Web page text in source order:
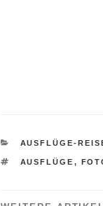
KATEGORIEN
AUSFLÜGE-
SCHLAGWÖRTER
AUSFLÜGE ,